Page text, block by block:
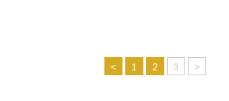
< 1 2 3 >